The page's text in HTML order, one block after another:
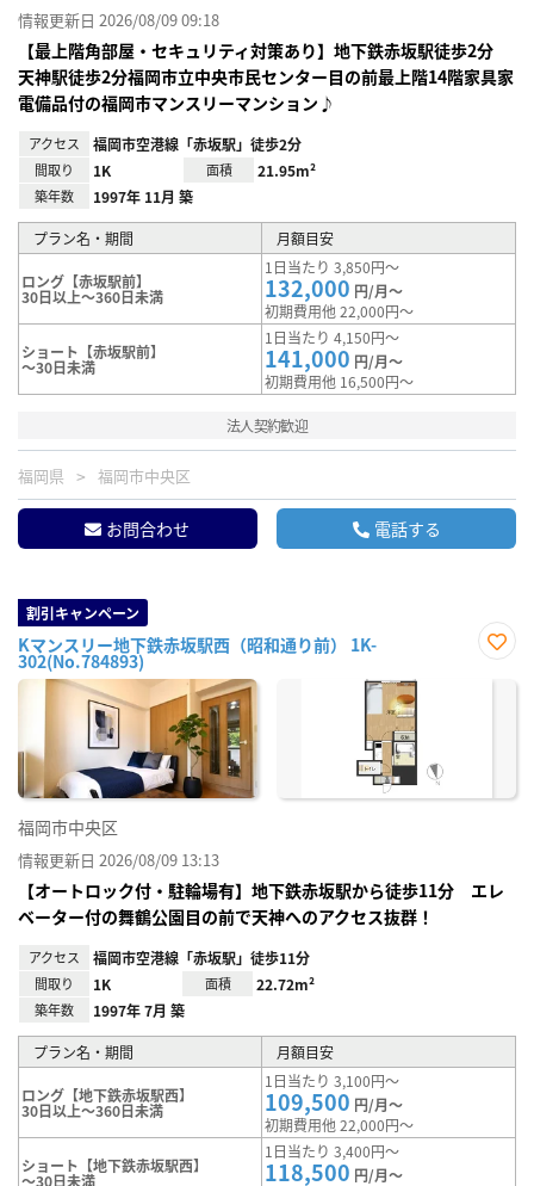
情報更新日 2026/08/09 09:18
【最上階角部屋・セキュリティ対策あり】地下鉄赤坂駅徒歩2分
天神駅徒歩2分福岡市立中央市民センター目の前最上階14階家具家
電備品付の福岡市マンスリーマンション♪
アクセス 福岡市空港線「赤坂駅」徒歩2分
間取り 1K 面積 21.95m²
築年数 1997年 11月 築
プラン名・期間 月額目安
ロング【赤坂駅前】
30日以上～360日未満
1日当たり 3,850円～
132,000 円/月～
初期費用他 22,000円～
ショート【赤坂駅前】
～30日未満
1日当たり 4,150円～
141,000 円/月～
初期費用他 16,500円～
法人契約歓迎
福岡県 福岡市中央区
お問合わせ 電話する
割引キャンペーン
Kマンスリー地下鉄赤坂駅西（昭和通り前） 1K-
302(No.784893)
に入
福岡市中央区
情報更新日 2026/08/09 13:13
【オートロック付・駐輪場有】地下鉄赤坂駅から徒歩11分 エレ
ベーター付の舞鶴公園目の前で天神へのアクセス抜群！
アクセス 福岡市空港線「赤坂駅」徒歩11分
間取り 1K 面積 22.72m²
築年数 1997年 7月 築
プラン名・期間 月額目安
ロング【地下鉄赤坂駅西】
30日以上～360日未満
1日当たり 3,100円～
109,500 円/月～
初期費用他 22,000円～
ショート【地下鉄赤坂駅西】
～30日未満
1日当たり 3,400円～
118,500 円/月～